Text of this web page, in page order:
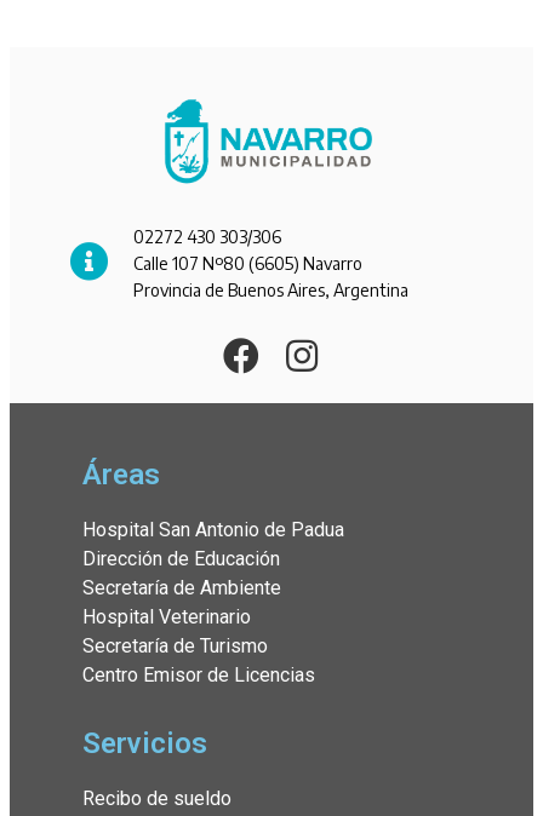
02272 430 303/306
Calle 107 Nº80 (6605) Navarro
Provincia de Buenos Aires, Argentina
Áreas
Hospital San Antonio de Padua
Dirección de Educación
Secretaría de Ambiente
Hospital Veterinario
Secretaría de Turismo
Centro Emisor de Licencias
Servicios
Recibo de sueldo